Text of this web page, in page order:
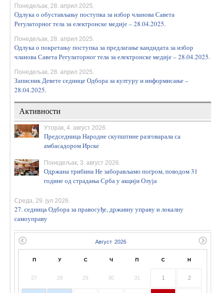
Понедељак, 28. април 2025.
Одлука о обустављању поступка за избор чланова Савета
Регулаторног тела за електронске медије – 28.04.2025.
Понедељак, 28. април 2025.
Одлука о покретању поступка за предлагање кандидата за избор
чланова Савета Регулаторног тела за електронске медије – 28.04.2025.
Понедељак, 28. април 2025.
Записник Девете седнице Одбора за културу и информисање –
28.04.2025.
Активности
Уторак, 4. август 2026.
Председница Народне скупштине разговарала са
амбасадором Ирске
Понедељак, 3. август 2026.
Одржана трибина Не заборављамо погром, поводом 31
године од страдања Срба у акцији Олуја
Среда, 29. јул 2026.
27. седница Одбора за правосуђе, државну управу и локалну
самоуправу
П У С Ч П С Н
27 28 29 30 31 1 2